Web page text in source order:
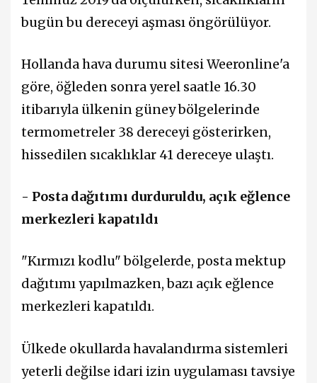
bugün bu dereceyi aşması öngörülüyor.
Hollanda hava durumu sitesi Weeronline'a
göre, öğleden sonra yerel saatle 16.30
itibarıyla ülkenin güney bölgelerinde
termometreler 38 dereceyi gösterirken,
hissedilen sıcaklıklar 41 dereceye ulaştı.
- Posta dağıtımı durduruldu, açık eğlence
merkezleri kapatıldı
"Kırmızı kodlu" bölgelerde, posta mektup
dağıtımı yapılmazken, bazı açık eğlence
merkezleri kapatıldı.
Ülkede okullarda havalandırma sistemleri
yeterli değilse idari izin uygulaması tavsiye